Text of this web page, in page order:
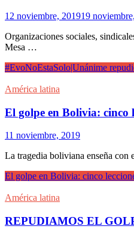
12 noviembre, 201919
Organizaciones sociales,
Mesa …
#EvoNoEstaSolo|Unánime
América latina
El golpe en Bolivia: cinco
11 noviembre, 2019
La tragedia boliviana enseña con
El golpe en Bolivia: cinco
América latina
REPUDIAMOS EL